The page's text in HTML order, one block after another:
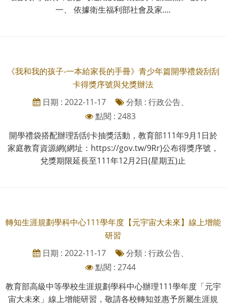
一、 依據衛生福利部社會及家....
《我和我的孩子-一本給家長的手冊》青少年篇開學禮袋刮刮
卡得獎序號與兌獎辦法
日期 : 2022-11-17
分類 : 行政公告、
點閱 : 2483
開學禮袋搭配辦理刮刮卡抽獎活動，教育部111年9月1日於
家庭教育資源網(網址：https://gov.tw/9Rr)公布得獎序號，
兌獎期限延長至111年12月2日(星期五)止
轉知生涯規劃學科中心111學年度【元宇宙大未來】線上增能
研習
日期 : 2022-11-17
分類 : 行政公告、
點閱 : 2744
教育部高級中等學校生涯規劃學科中心辦理111學年度「元宇
宙大未來」線上增能研習，敬請各校轉知並惠予所屬生涯規